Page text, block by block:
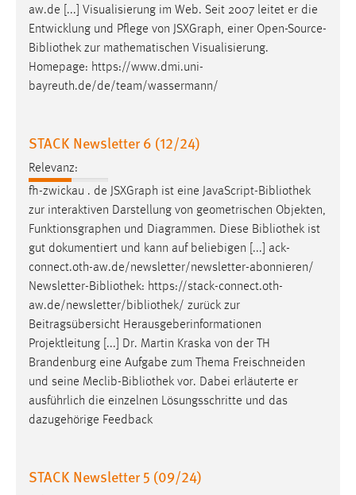
aw.de [...] Visualisierung im Web. Seit 2007 leitet er die
Entwicklung und Pflege von JSXGraph, einer Open-Source-
Bibliothek zur mathematischen Visualisierung.
Homepage: https://www.dmi.uni-
bayreuth.de/de/team/wassermann/
STACK Newsletter 6 (12/24)
Relevanz:
fh-zwickau . de JSXGraph ist eine JavaScript-Bibliothek
zur interaktiven Darstellung von geometrischen Objekten,
Funktionsgraphen und Diagrammen. Diese Bibliothek ist
gut dokumentiert und kann auf beliebigen [...] ack-
connect.oth-aw.de/newsletter/newsletter-abonnieren/
Newsletter-Bibliothek: https://stack-connect.oth-
aw.de/newsletter/bibliothek/ zurück zur
Beitragsübersicht Herausgeberinformationen
Projektleitung [...] Dr. Martin Kraska von der TH
Brandenburg eine Aufgabe zum Thema Freischneiden
und seine Meclib-Bibliothek vor. Dabei erläuterte er
ausführlich die einzelnen Lösungsschritte und das
dazugehörige Feedback
STACK Newsletter 5 (09/24)
Name:
fe_user, be_user, be_lastLoginProvider
Zweck:
Dieser Cookie ist notwendig um sich an der Website
einloggen zu können.
24 Stunden
STATISTIK
Statistik Cookies erfassen Informationen anonym.
Diese Informationen helfen uns zu verstehen, wie
unsere Besucher unsere Website nutzen.
Matomo
Name:
_pk_ref, _pk_cvar, _pk_id, _pk_ses
Zweck:
Zugriffsstatistik
Cookie Laufzeit: